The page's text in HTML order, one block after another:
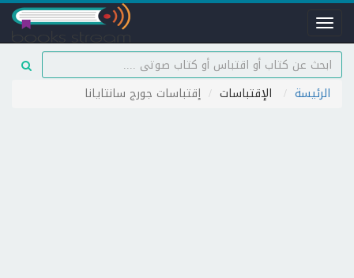
Toggle
navigation
الرئيسة الإقتباسات إقتباسات جورج سانتايانا